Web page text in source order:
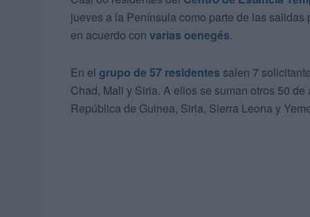
jueves a la Península como parte de las
en acuerdo con varias oenegés.
En el grupo de 57 residentes salen 7
Chad, Mali y Siria. A ellos se suman otros 50
República de Guinea, Siria, Sierra Leona y